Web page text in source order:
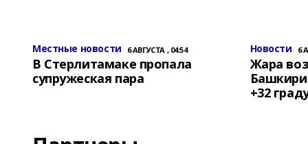
Местные новости 6 АВГУСТА , 04:54
В Стерлитамаке пропала
супружеская пара
Новости 6
Жара
+32